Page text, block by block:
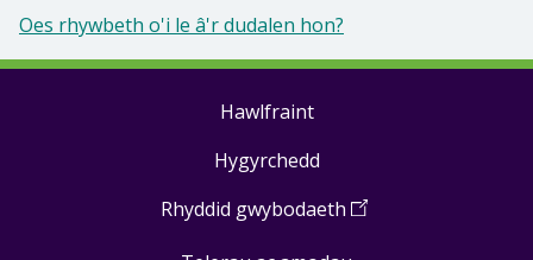
Oes rhywbeth o'i le â'r dudalen hon?
Hawlfraint
Hygyrchedd
Rhyddid gwybodaeth (Open